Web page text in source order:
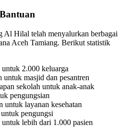
Al Hilal telah menyalurkan berbagai
Aceh Tamiang. Berikut statistik
2.000 keluarga
masjid dan pesantren
sekolah untuk anak-anak
pengungsian
untuk layanan kesehatan
pengungsi
lebih dari 1.000 pasien